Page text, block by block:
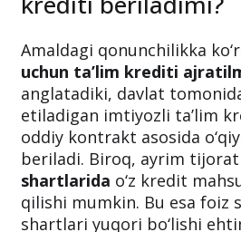
krediti beriladimi?
Amaldagi qonunchilikka
uchun ta’lim krediti
anglatadiki, davlat
etiladigan imtiyozli ta’lim
oddiy kontrakt asosida
beriladi. Biroq, ayrim